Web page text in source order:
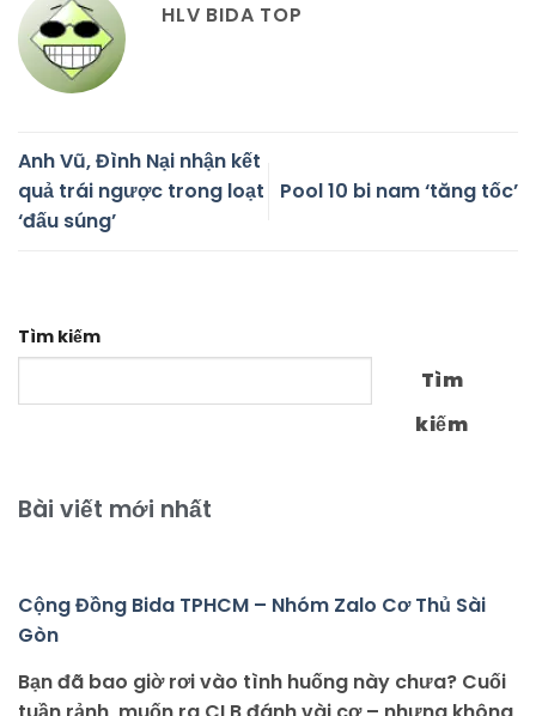
HLV BIDA TOP
Anh Vũ, Đình Nại nhận kết
quả trái ngược trong loạt
‘đấu súng’
Pool 10 bi nam ‘tăng tốc’
Tìm kiếm
Tìm
kiếm
Bài viết mới nhất
Cộng Đồng Bida TPHCM – Nhóm Zalo Cơ Thủ Sài
Gòn
Bạn đã bao giờ rơi vào tình huống này chưa? Cuối